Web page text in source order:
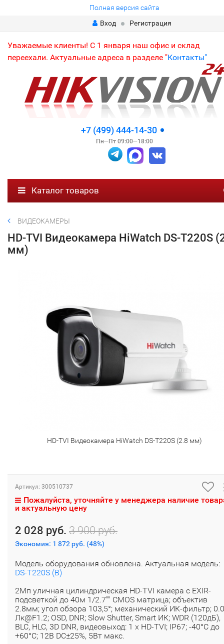
Полная версия сайта
Вход
Регистрация
Уважаемые клиенты! С 1 января наш офис и склад
переехали. Актуальные адреса в разделе "Контакты"
+7 (499) 444-14-30
Пн—Пт 09:00—18:00
Каталог товаров
ВИДЕОКАМЕРЫ
HD-TVI Видеокамера HiWatch DS-T220S
мм)
HD-TVI Видеокамера HiWatch DS-T220S (2.8 мм)
Артикул: 300510737
Пожалуйста, уточняйте у менеджера наличие
и актуальную цену
2 028 руб. 3 900 руб.
Экономия: 1 872 руб. (48%)
Модель оборудования обновлена. Актуальная модель:
DS-T220S (B)
2Мп уличная цилиндрическая HD-TVI камера с EXIR-
подсветкой до 40м 1/2.7"" CMOS матрица; объектив
2.8мм; угол обзора 103,5°; механический ИК-фильтр;
Лк@F1.2; OSD, DNR; Slow Shutter, Smart ИК; WDR (120дБ),
BLC, HLC, 3D DNR, видеовыход: 1 х HD-TVI; IP67; -40°С до
+60°С; 12В DC±25%, 5Вт макс.